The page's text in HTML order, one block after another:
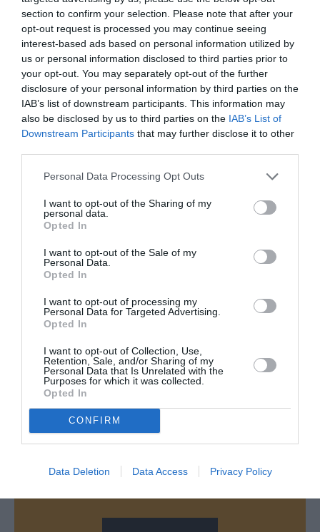
section to confirm your selection. Please note that after your
opt-out request is processed you may continue seeing
interest-based ads based on personal information utilized by
us or personal information disclosed to third parties prior to
your opt-out. You may separately opt-out of the further
disclosure of your personal information by third parties on the
IAB’s list of downstream participants. This information may
also be disclosed by us to third parties on the IAB’s List of
Downstream Participants that may further disclose it to other
Personal Data Processing Opt Outs
I want to opt-out of the Sharing of my
personal data.
Opted In
I want to opt-out of the Sale of my
Personal Data.
Opted In
I want to opt-out of processing my
Personal Data for Targeted Advertising.
Opted In
I want to opt-out of Collection, Use,
Retention, Sale, and/or Sharing of my
Personal Data that Is Unrelated with the
Purposes for which it was collected.
Opted In
CONFIRM
Data Deletion Data Access Privacy Policy
RÉPONDRE
rémi a commenté :
24 juin 2019 - 12 h 37 min
Hâte de le prendre le 9 décembre entre GVA et MRU <3
RÉPONDRE
Je suis surpris que sur un avion récent, Air Mauritius n’est pas
choisi d’installer une premium eco, qui aurait surement un fort
Permettant de voyager dans de meilleurs conditions (par
rapport à l’éco) et à un tarif moindre que celui d’une business
LAISSER UN COMMENTAIRE
FAIRE UN DON
Soutenez Air Journal participezà son